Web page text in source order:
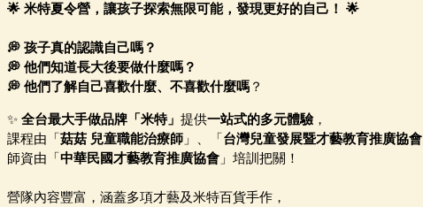
🌟 米特夏令營，讓孩子探索無限可能，發現更好的自己！ 🌟
💭 孩子真的認識自己嗎？
💭 他們知道長大後要做什麼嗎？
💭 他們了解自己喜歡什麼、不喜歡什麼嗎 ？
✨ 全台最大手做品牌「米特」 提供一站式的多元體驗，
課程由「菇菇 兒童職能治療師 」、「台灣兒童發展暨才藝教育推廣協會
師資由「中華民國才藝教育推廣協會 」培訓把關！
營隊內容豐富，涵蓋多項才藝及米特百貨手作，